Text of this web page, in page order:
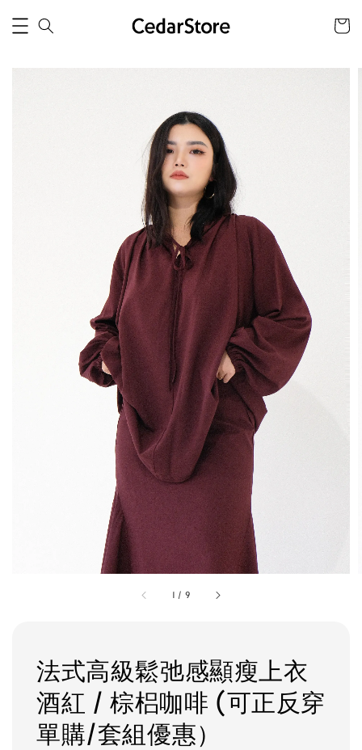
1 / 9
法式高級鬆弛感顯瘦上衣
酒紅 / 棕梠咖啡 (可正反穿
單購/套組優惠）